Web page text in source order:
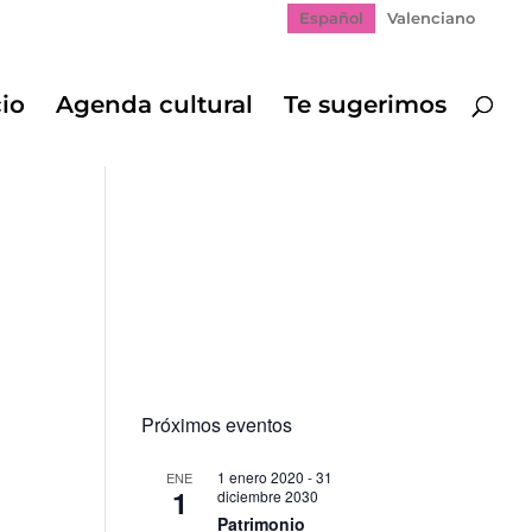
Español Valenciano
Agenda cultural Te sugerimos
Próximos eventos
ENE
1
1 enero 2020 -31
diciembre 2030
Patrimonio